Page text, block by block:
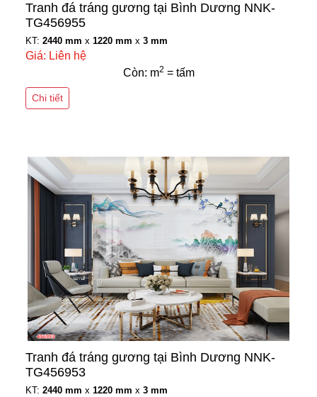
Tranh đá tráng gương tại Bình Dương NNK-
TG456955
KT: 2440 mm x 1220 mm x 3 mm
Giá: Liên hệ
Còn: m2 = tấm
Chi tiết
Tranh đá tráng gương tại Bình Dương NNK-
TG456953
KT: 2440 mm x 1220 mm x 3 mm